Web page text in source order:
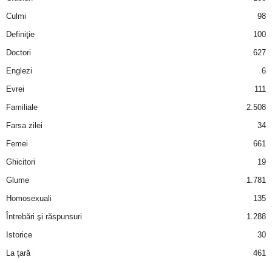
Culmi
98
Definiţie
100
Doctori
627
Englezi
6
Evrei
111
Familiale
2.508
Farsa zilei
34
Femei
661
Ghicitori
19
Glume
1.781
Homosexuali
135
Întrebări şi răspunsuri
1.288
Istorice
30
La ţară
461